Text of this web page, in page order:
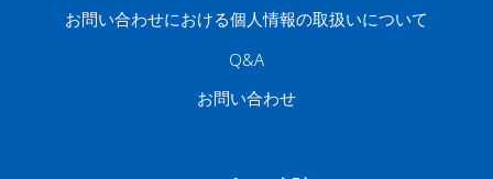
お問い合わせにおける個人情報の取扱いについて
Q&A
お問い合わせ